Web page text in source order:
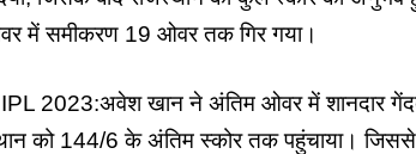
में समीकरण 19 ओवर तक गिर गया।
2023:अवेश खान ने अंतिम ओवर में शानदार
को 144/6 के अंतिम स्कोर तक पहुंचाया।